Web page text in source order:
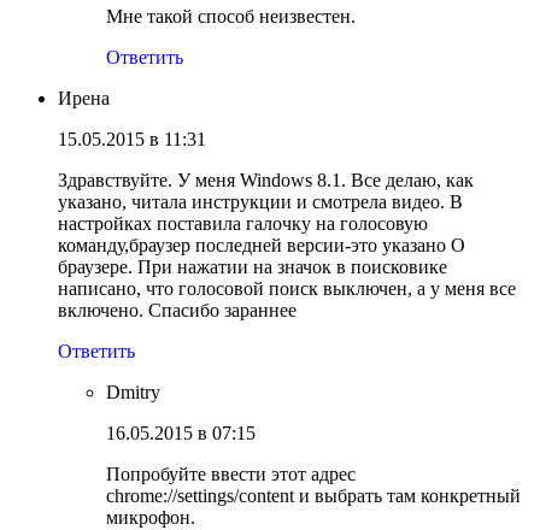
Мне такой способ неизвестен.
Ответить
Ирена
15.05.2015 в 11:31
Здравствуйте. У меня Windows 8.1. Все делаю, как
указано, читала инструкции и смотрела видео. В
настройках поставила галочку на голосовую
команду,браузер последней версии-это указано О
браузере. При нажатии на значок в поисковике
написано, что голосовой поиск выключен, а у меня все
включено. Спасибо зараннее
Ответить
Dmitry
16.05.2015 в 07:15
Попробуйте ввести этот адрес
chrome://settings/content и выбрать там конкретный
микрофон.